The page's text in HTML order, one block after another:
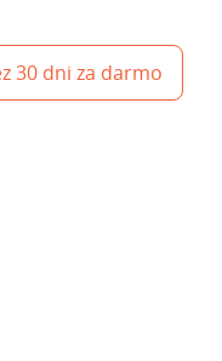
30 dni za darmo